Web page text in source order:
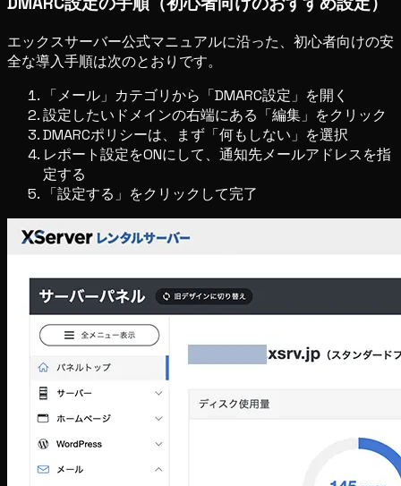
エックスサーバー公式マニュアルに沿った、初心者向けの安
全な導入手順は次のとおりです。
「メール」カテゴリから「DMARC設定」を開く
設定したいドメインの右端にある「編集」をクリック
DMARCポリシーは、まず「何もしない」を選択
レポート設定をONにして、通知先メールアドレスを指
定する
「設定する」をクリックして完了